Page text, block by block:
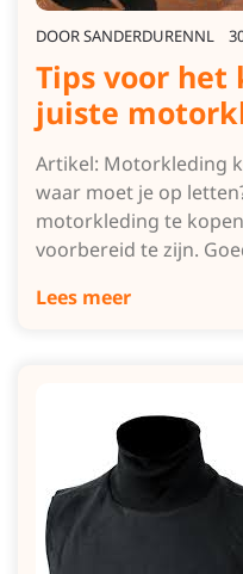
DOORSANDERDURENNL
Tips voor het
juiste
Artikel: Motorkleding
waar moet je op
motorkleding te
voorbereid te zijn.
Lees meer